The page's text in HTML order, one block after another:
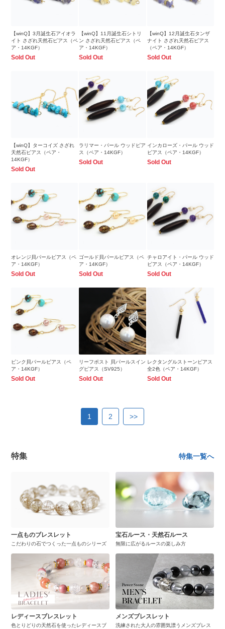
【winQ】3月誕生石アイオラ
イト さざれ天然石ピアス（ペ
ア・14KGF）
Sold Out
【winQ】11月誕生石シトリ
ン さざれ天然石ピアス（ペ
ア・14KGF）
Sold Out
【winQ】12月誕生石タンザ
ナイト さざれ天然石ピアス
（ペア・14KGF）
Sold Out
【winQ】ターコイズ さざれ
天然石ピアス（ペア・
14KGF）
Sold Out
ラリマー・パール ウッドピア
ス（ペア・14KGF）
Sold Out
インカローズ・パール ウッド
ピアス（ペア・14KGF）
Sold Out
オレンジ貝パールピアス（ペ
ア・14KGF）
Sold Out
ゴールド貝パールピアス（ペ
ア・14KGF）
Sold Out
チャロアイト・パール ウッド
ピアス（ペア・14KGF）
Sold Out
ピンク貝パールピアス（ペ
ア・14KGF）
Sold Out
リーフポスト 貝パールスイン
グピアス（SV925）
Sold Out
レクタングルストーンピアス
全2色（ペア・14KGF）
Sold Out
1 2 >>
特集 特集一覧へ
一点ものブレスレット
こだわりの石でつくった一点ものシリーズ
宝石ルース・天然石ルース
無限に広がるルースの楽しみ方
レディースブレスレット
色とりどりの天然石を使ったレディースブ
メンズブレスレット
洗練された大人の雰囲気漂うメンズブレス